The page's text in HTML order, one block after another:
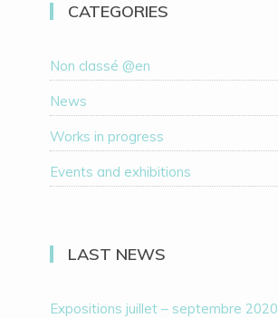
CATEGORIES
Non classé @en
News
Works in progress
Events and exhibitions
LAST NEWS
Expositions juillet – septembre 2020